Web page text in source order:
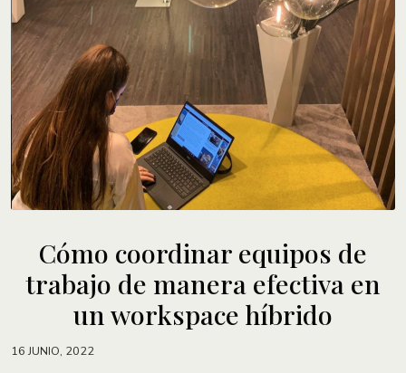
Cómo coordinar equipos de
trabajo de manera efectiva en
un workspace híbrido
16 JUNIO, 2022